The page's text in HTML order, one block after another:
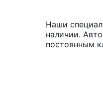
Наши
наличии.
постоянным